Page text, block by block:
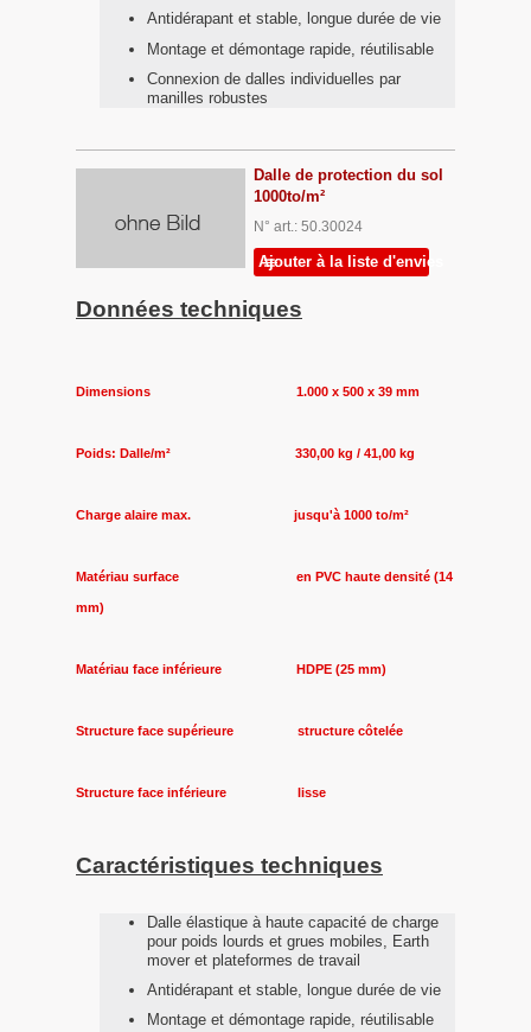
Antidérapant et stable, longue durée de vie
Montage et démontage rapide, réutilisable
Connexion de dalles individuelles par
manilles robustes
Dalle de protection du sol
1000to/m²
N° art.: 50.30024
Ajouter à la liste d'envies
Données techniques
Dimensions 1.000 x 500 x 39 mm
Poids: Dalle/m² 330,00 kg / 41,00 kg
Charge alaire max. jusqu'à 1000 to/m²
Matériau surface en PVC haute densité (14
mm)
Matériau face inférieure HDPE (25 mm)
Structure face supérieure structure côtelée
Structure face inférieure lisse
Caractéristiques techniques
Dalle élastique à haute capacité de charge
pour poids lourds et grues mobiles, Earth
mover et plateformes de travail
Antidérapant et stable, longue durée de vie
Montage et démontage rapide, réutilisable